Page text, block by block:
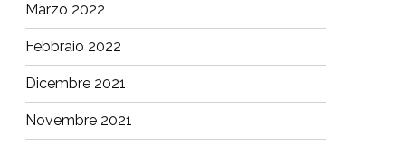
Marzo 2022
Febbraio 2022
Dicembre 2021
Novembre 2021